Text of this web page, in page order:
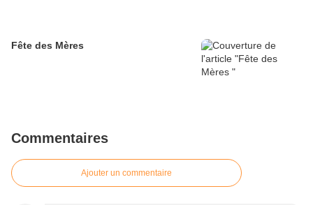
Fête des Mères
Commentaires
Ajouter un commentaire